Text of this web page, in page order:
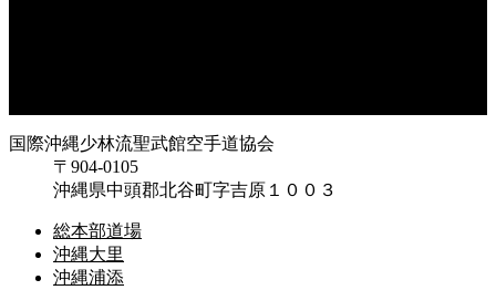
国際沖縄少林流聖武館空手道協会
〒904-0105
沖縄県中頭郡北谷町字吉原１００３
総本部道場
沖縄大里
沖縄浦添